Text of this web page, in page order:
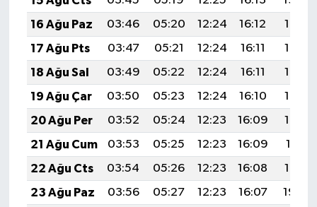
16 Ağu Paz
03:46 05:20 12:24 16:12
19:18
17 Ağu Pts
03:47 05:21 12:24 16:11
19:17
18 Ağu Sal
03:49 05:22 12:24 16:11
19:16
19 Ağu Çar
03:50 05:23 12:24 16:10
19:14
20 Ağu Per
03:52 05:24 12:23 16:09
19:13
21 Ağu Cum
03:53 05:25 12:23 16:09
19:11
22 Ağu Cts
03:54 05:26 12:23 16:08
19:10
23 Ağu Paz
03:56 05:27 12:23 16:07
19:08